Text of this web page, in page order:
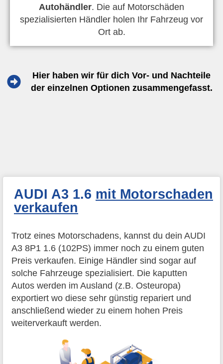
Autohändler. Die auf Motorschäden
spezialisierten Händler holen Ihr Fahrzeug vor
Ort ab.
Hier haben wir für dich Vor- und Nachteile
der einzelnen Optionen zusammengefasst.
AUDI A3 1.6 mit Motorschaden
verkaufen
Trotz eines Motorschadens, kannst du dein AUDI
A3 8P1 1.6 (102PS) immer noch zu einem guten
Preis verkaufen. Einige Händler sind sogar auf
solche Fahrzeuge spezialisiert. Die kaputten
Autos werden im Ausland (z.B. Osteuropa)
exportiert wo diese sehr günstig repariert und
anschließend wieder zu einem hohen Preis
weiterverkauft werden.